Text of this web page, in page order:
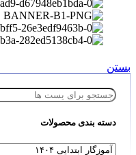
بستن
دسته بندی محصولات